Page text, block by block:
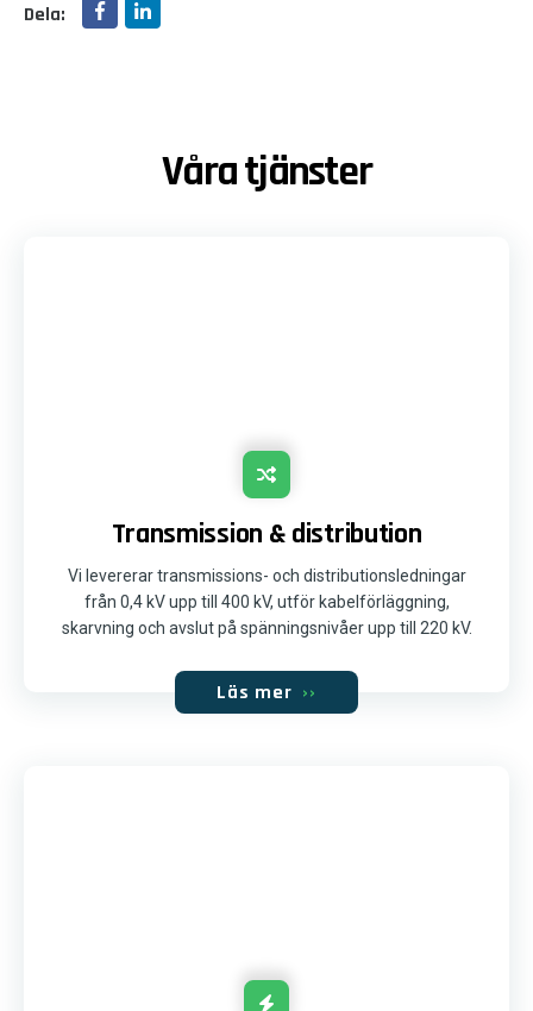
Dela:
Våra tjänster
Transmission & distribution
Vi levererar transmissions- och distributionsledningar
från 0,4 kV upp till 400 kV, utför kabelförläggning,
skarvning och avslut på spänningsnivåer upp till 220 kV.
Läs mer ››